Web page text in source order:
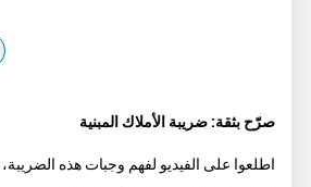
صرّح بثقة: ضريبة الأملاك المبنية
اطلعوا على الفيديو لفهم وجبات هذه الضريبة،